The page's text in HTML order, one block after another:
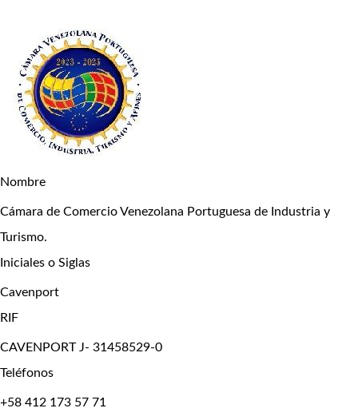
Nombre
Cámara de Comercio Venezolana Portuguesa de Industria y
Turismo.
Iniciales o Siglas
Cavenport
RIF
CAVENPORT J- 31458529-0
Teléfonos
+58 412 173 57 71